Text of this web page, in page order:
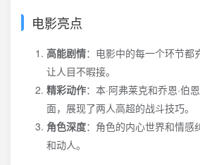
电影亮点
高能剧情：电影中的每一个环节都
让人目不暇接。
精彩动作：本·阿弗莱克和乔恩·伯
面，展现了两人高超的战斗技巧。
角色深度：角色的内心世界和情感
和动人。